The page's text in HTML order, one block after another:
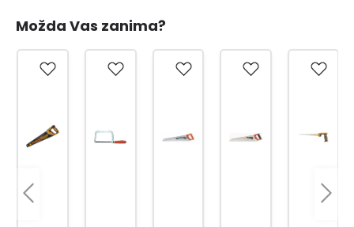
Možda Vas zanima?